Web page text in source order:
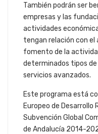
También podrán ser
empresas y las
actividades
tengan relación con el
fomento de la
determinados tipos
servicios avanzados.
Este programa está
Europeo de Desarrollo
Subvención Global
de Andalucía 2014-